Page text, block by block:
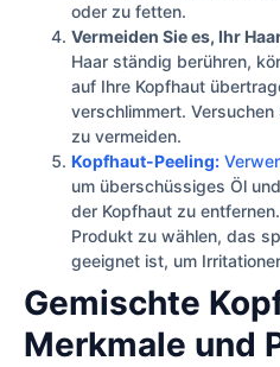
oder zu fetten.
Vermeiden Sie es, Ihr
Haar ständig berühren,
auf Ihre Kopfhaut
verschlimmert.
zu vermeiden.
Kopfhaut-Peeling:
um überschüssiges Öl
der Kopfhaut zu
Produkt zu wählen, das
geeignet ist, um
Gemischte
Merkmale und